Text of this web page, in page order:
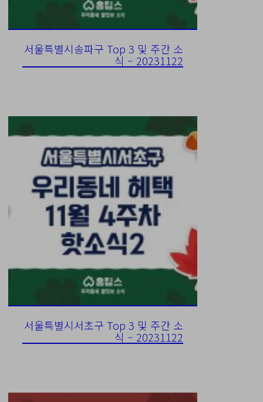
서울특별시송파구 Top 3 및 주간 소
식 – 20231122
서울특별시서초구 Top 3 및 주간 소
식 – 20231122